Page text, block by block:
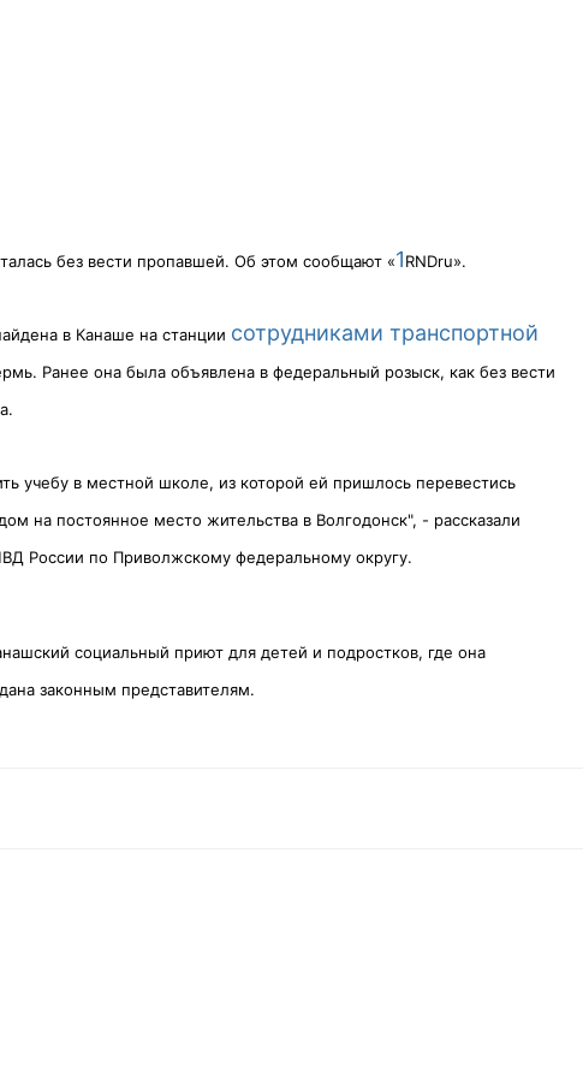
без вести пропавшей. Об этом сообщают «1RNDru».
в Канаше на станции сотрудниками транспортной
Ранее она была объявлена в федеральный розыск, как без вести
учебу в местной школе, из которой ей пришлось перевестись
на постоянное место жительства в Волгодонск", - рассказали
России по Приволжскому федеральному округу.
социальный приют для детей и подростков, где она
законным представителям.